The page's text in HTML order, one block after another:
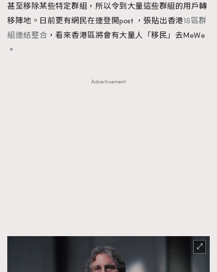
甚至移除某些特定群組，所以令到大量這些群組的用戶轉
移陣地。日前更有網民在連登開post ，張貼出香港18區群
組連結整合 ，看來香港區將會有大量人「移民」去MeWe
。
Advertisement